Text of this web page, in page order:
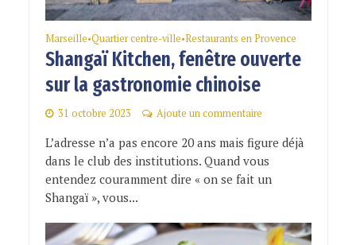
Marseille•Quartier centre-ville•Restaurants en Provence
Shangaï Kitchen, fenêtre ouverte
sur la gastronomie chinoise
31 octobre 2023 Ajoute un commentaire
L’adresse n’a pas encore 20 ans mais figure déjà
dans le club des institutions. Quand vous
entendez couramment dire « on se fait un
Shangaï », vous...